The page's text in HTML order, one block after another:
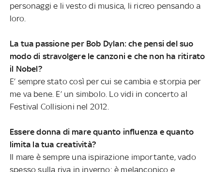
personaggi e li vesto di musica, li ricreo pensando a
loro.
La tua passione per Bob Dylan: che pensi del suo
modo di stravolgere le canzoni e che non ha ritirato
il Nobel?
E’ sempre stato così per cui se cambia e storpia per
me va bene. E’ un simbolo. Lo vidi in concerto al
Festival Collisioni nel 2012.
Essere donna di mare quanto influenza e quanto
limita la tua creatività?
Il mare è sempre una ispirazione importante, vado
spesso sulla riva in inverno: è melanconico e